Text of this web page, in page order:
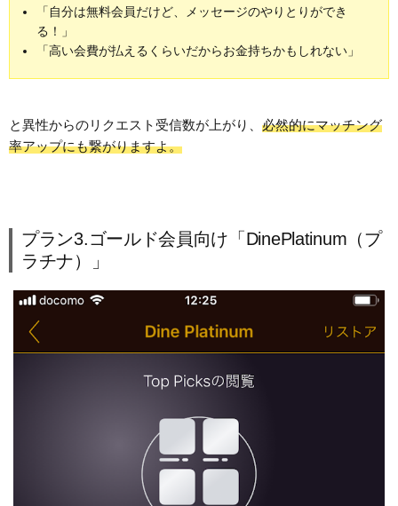
「自分は無料会員だけど、メッセージのやりとりができ
る！」
「高い会費が払えるくらいだからお金持ちかもしれない」
と異性からのリクエスト受信数が上がり、 必然的にマッチング
率アップにも繋がりますよ。
プラン3.ゴールド会員向け「DinePlatinum（プ
ラチナ）」